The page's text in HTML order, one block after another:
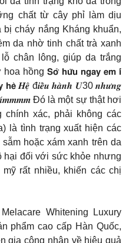
chất từ cây phỉ làm dịu
cháy nắng Kháng khuẩn,
da nhờ tinh chất trà xanh
chân lông, giúp da trắng
hồng 𝗦𝗼̛̉ 𝗵𝘂̛̃𝘂 𝗻𝗴𝗮𝘆 𝗲𝗺 𝗶́
𝗵𝗲̀ 𝑯𝒆̣̂ đ𝒊𝒆̂̀𝒖 𝒉𝒂̀𝒏𝒉 𝑼30 𝒏𝒉𝒖̛𝒏𝒈
𝑵𝒂́𝒎𝒎𝒎𝒎 Đó là một sự thật hơi
chính xác, phải không các
là tình trạng xuất hiện các
hoặc xám xanh trên da
hại đối với sức khỏe nhưng
rất nhiều, khiến các chị
Whitening Luxury
phẩm cao cấp Hàn Quốc,
gia công nhận về hiệu quả